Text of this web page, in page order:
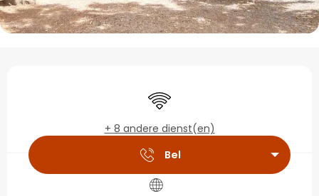
Openingstijden en
Wifi
+ 8 andere dienst(en)
Bel